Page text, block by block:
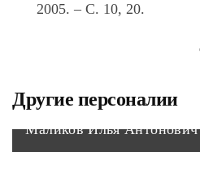
2005. – С. 10, 20.
Другие персоналии
Маликов Илья Антонович